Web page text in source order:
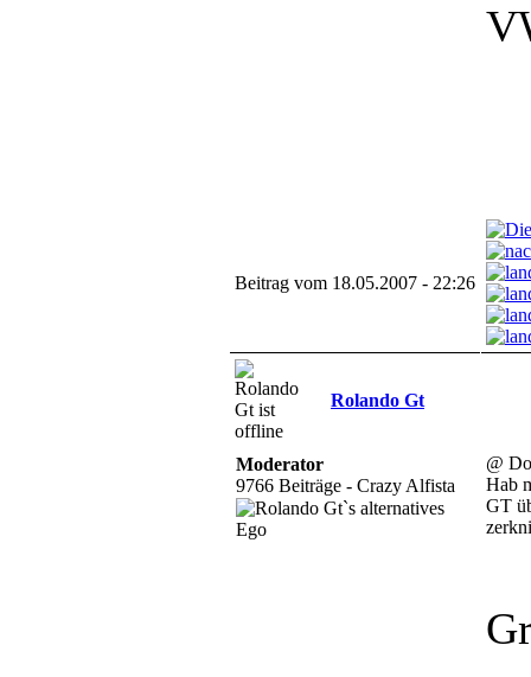
Beitrag vom 18.05.2007 - 22:26
Rolando Gt
Moderator
9766 Beiträge - Crazy Alfista
@
Hab
GT